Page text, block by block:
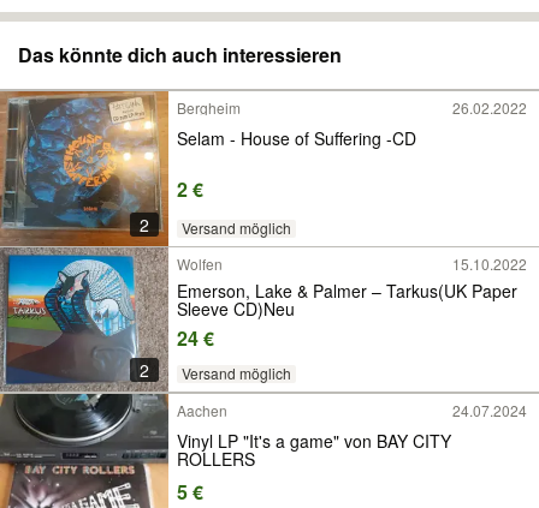
Das könnte dich auch interessieren
2
Bergheim 26.02.2022
Selam - House of Suffering -CD
2 €
Versand möglich
2
Wolfen 15.10.2022
Emerson, Lake & Palmer ‎– Tarkus(UK Paper
Sleeve CD)Neu
24 €
Versand möglich
Aachen 24.07.2024
Vinyl LP "It's a game" von BAY CITY
ROLLERS
5 €